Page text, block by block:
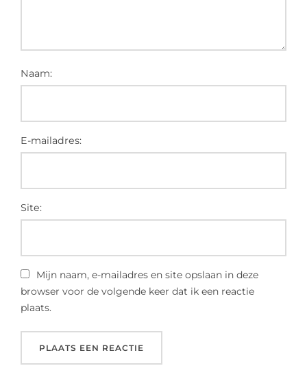
Naam:
E-mailadres:
Site:
Mijn naam, e-mailadres en site opslaan in deze
browser voor de volgende keer dat ik een reactie
plaats.